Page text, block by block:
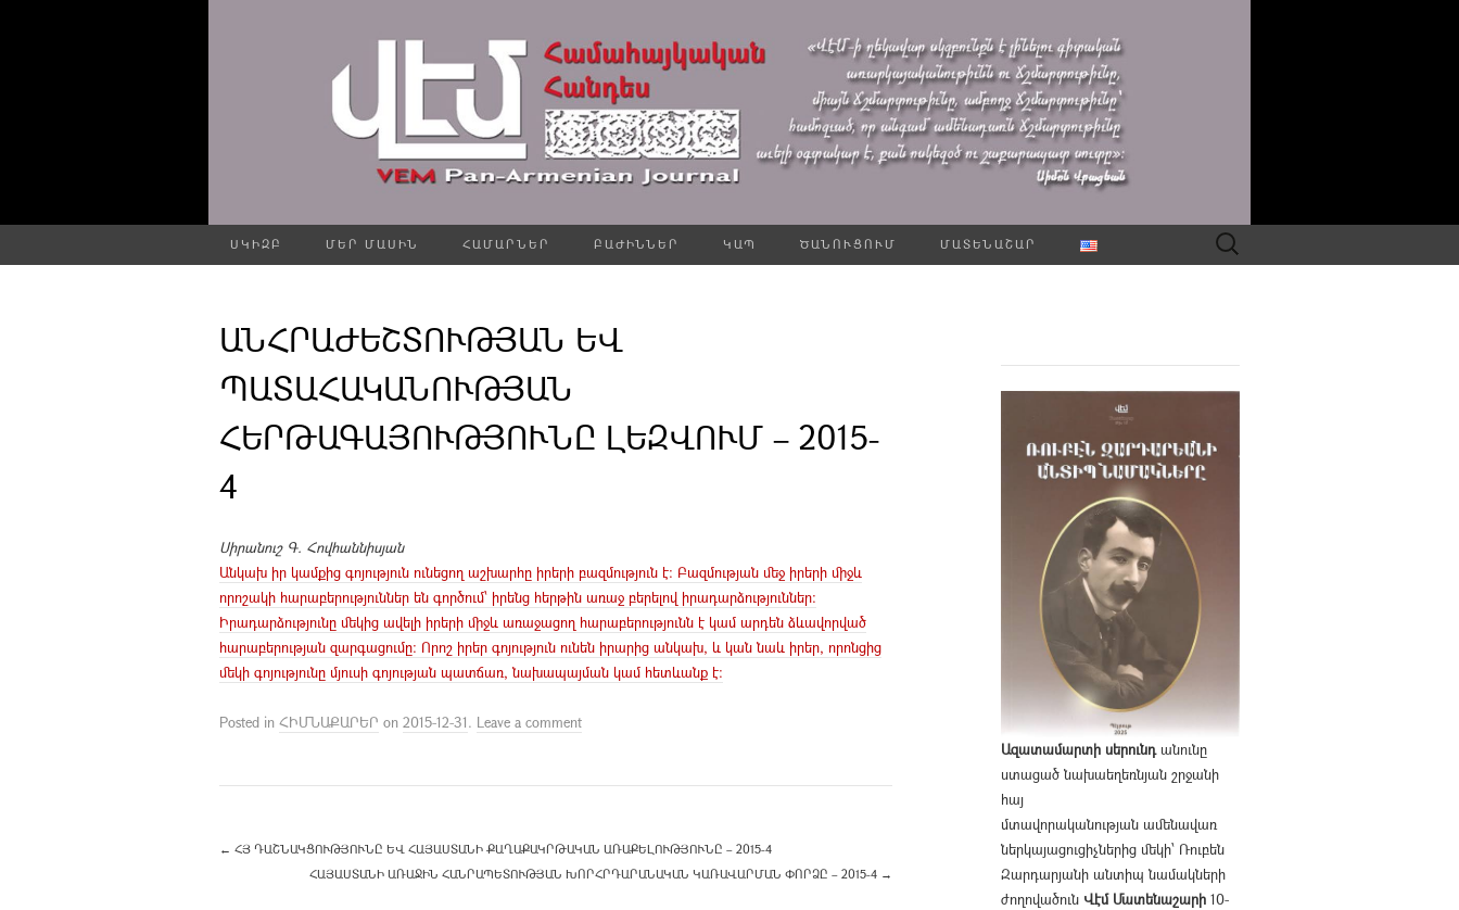
ՍԿԻԶԲ ՄԵՐ ՄԱՍԻՆ ՀԱՄԱՐՆԵՐ ԲԱԺԻՆՆԵՐ ԿԱՊ ԾԱՆՈՒՑՈՒՄ ՄԱՏԵՆԱՇԱՐ Որոնել՝
ԱՆՀՐԱԺԵՇՏՈՒԹՅԱՆ ԵՎ
ՊԱՏԱՀԱԿԱՆՈՒԹՅԱՆ
ՀԵՐԹԱԳԱՅՈՒԹՅՈՒՆԸ ԼԵԶՎՈՒՄ – 2015-
4
Սիրանուշ Գ. Հովհաննիսյան
Անկախ իր կամքից գոյություն ունեցող աշխարհը իրերի բազմություն է: Բազմության մեջ իրերի միջև
որոշակի հարաբերություններ են գործում՝ իրենց հերթին առաջ բերելով իրադարձություններ:
Իրադարձությունը մեկից ավելի իրերի միջև առաջացող հարաբերությունն է կամ արդեն ձևավորված
հարաբերության զարգացումը: Որոշ իրեր գոյություն ունեն իրարից անկախ, և կան նաև իրեր, որոնցից
մեկի գոյությունը մյուսի գոյության պատճառ, նախապայման կամ հետևանք է:
Posted in ՀԻՄՆԱՔԱՐԵՐ on 2015-12-31. Leave a comment
← ՀՅ ԴԱՇՆԱԿՑՈՒԹՅՈՒՆԸ ԵՎ ՀԱՅԱՍՏԱՆԻ ՔԱՂԱՔԱԿՐԹԱԿԱՆ ԱՌԱՔԵԼՈՒԹՅՈՒՆԸ – 2015-4
ՀԱՅԱՍՏԱՆԻ ԱՌԱՋԻՆ ՀԱՆՐԱՊԵՏՈՒԹՅԱՆ ԽՈՐՀՐԴԱՐԱՆԱԿԱՆ ԿԱՌԱՎԱՐՄԱՆ ՓՈՐՁԸ – 2015-4 →
Ազատամարտի սերունդանունը
ստացած նախաեղեռնյան շրջանի
հայ
մտավորականության ամենավառ
ներկայացուցիչներից մեկի՝ Ռուբեն
Զարդարյանի անտիպ նամակների
ժողովածուն Վէմ Մատենաշարի 10-